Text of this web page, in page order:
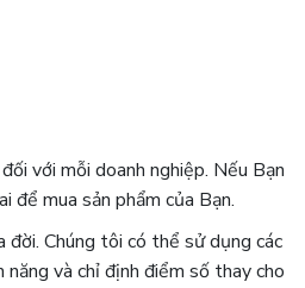
với mỗi doanh nghiệp. Nếu Bạn
để mua sản phẩm của Bạn.
Chúng tôi có thể sử dụng các
và chỉ định điểm số thay cho